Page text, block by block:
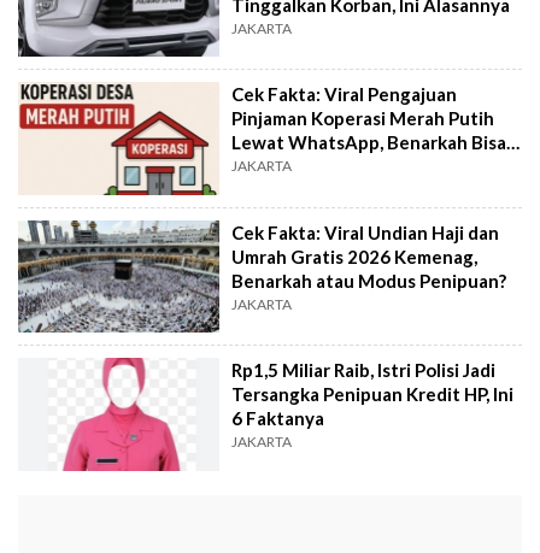
Tinggalkan Korban, Ini Alasannya
JAKARTA
Cek Fakta: Viral Pengajuan
Pinjaman Koperasi Merah Putih
Lewat WhatsApp, Benarkah Bisa
Cair?
JAKARTA
Cek Fakta: Viral Undian Haji dan
Umrah Gratis 2026 Kemenag,
Benarkah atau Modus Penipuan?
JAKARTA
Rp1,5 Miliar Raib, Istri Polisi Jadi
Tersangka Penipuan Kredit HP, Ini
6 Faktanya
JAKARTA